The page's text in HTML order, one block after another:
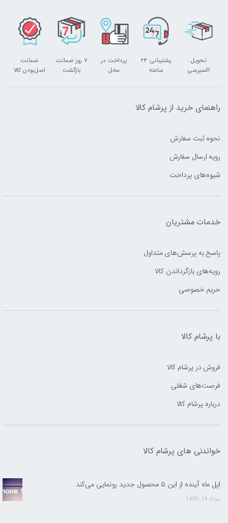
تحویل
اکسپرسی
پشتیبانی ۲۴
ساعته
پرداخت در
محل
۷ روز ضمانت
بازگشت
ضمانت
اصل‌بودن کالا
راهنمای خرید از پرشام کالا
نحوه ثبت سفارش
رویه ارسال سفارش
شیوه‌های پرداخت
خدمات مشتریان
پاسخ به پرسش‌های متداول
رویه‌های بازگرداندن کالا
حریم خصوصی
با پرشام کالا
فروش در پرشام کالا
فرصت‌های شغلی
درباره پرشام کالا
خواندنی های پرشام کالا
اپل ماه آینده از این ۵ محصول جدید رونمایی می‌کند
مرداد 14, 1405